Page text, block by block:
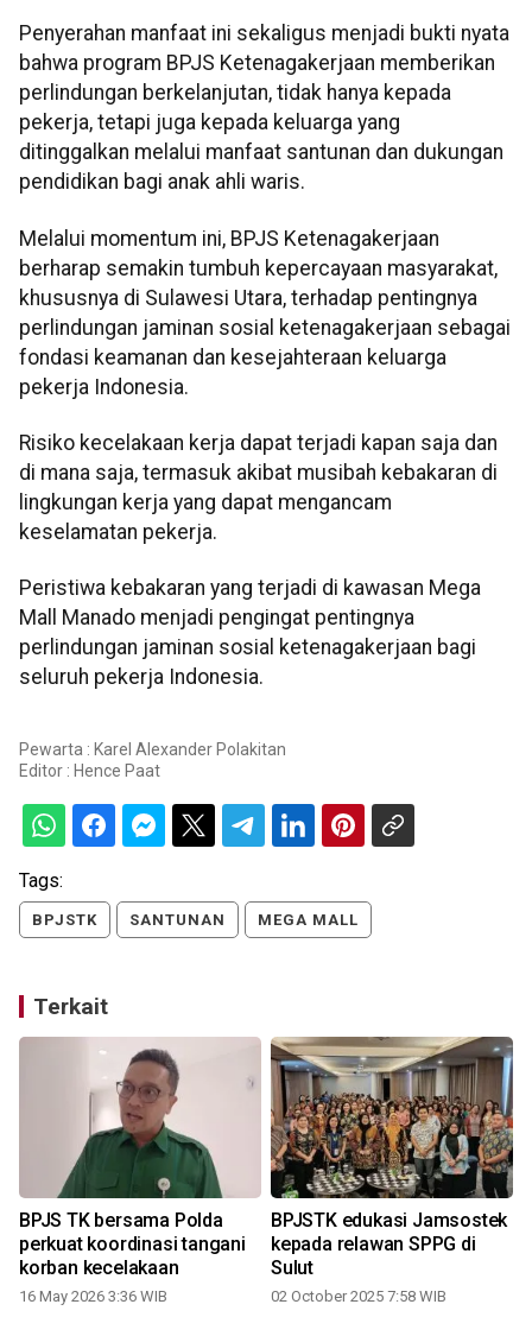
Penyerahan manfaat ini sekaligus menjadi bukti nyata
bahwa program BPJS Ketenagakerjaan memberikan
perlindungan berkelanjutan, tidak hanya kepada
pekerja, tetapi juga kepada keluarga yang
ditinggalkan melalui manfaat santunan dan dukungan
pendidikan bagi anak ahli waris.
Melalui momentum ini, BPJS Ketenagakerjaan
berharap semakin tumbuh kepercayaan masyarakat,
khususnya di Sulawesi Utara, terhadap pentingnya
perlindungan jaminan sosial ketenagakerjaan sebagai
fondasi keamanan dan kesejahteraan keluarga
pekerja Indonesia.
Risiko kecelakaan kerja dapat terjadi kapan saja dan
di mana saja, termasuk akibat musibah kebakaran di
lingkungan kerja yang dapat mengancam
keselamatan pekerja.
Peristiwa kebakaran yang terjadi di kawasan Mega
Mall Manado menjadi pengingat pentingnya
perlindungan jaminan sosial ketenagakerjaan bagi
seluruh pekerja Indonesia.
Pewarta : Karel Alexander Polakitan
Editor : Hence Paat
Tags:
BPJSTK SANTUNAN MEGA MALL
Terkait
BPJS TK bersama Polda
perkuat koordinasi tangani
korban kecelakaan
16 May 2026 3:36 WIB
BPJSTK edukasi Jamsostek
kepada relawan SPPG di
Sulut
02 October 2025 7:58 WIB